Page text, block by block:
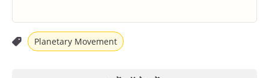
Planetary Movement